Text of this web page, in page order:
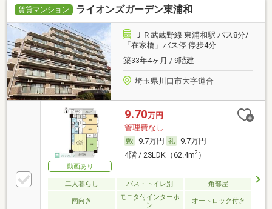
賃貸マンション ライオンズガーデン東浦和
ＪＲ武蔵野線 東浦和駅 バス8分/
「在家橋」バス停 停歩4分
築33年4ヶ月 / 9階建
埼玉県川口市大字道合
動画あり
9.70万円
管理費なし
9.7万円
9.7万円
4階 / 2SLDK（62.4m2）
二人暮らし バス・トイレ別 角部屋
南向き
モニタ付インターホ
ン
オートロック付き